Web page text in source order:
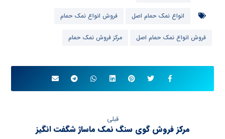
انواع نمک حمام اصل فروش انواع نمک حمام
فروش انواع نمک حمام اصل مرکز فروش نمک حمام
قبلی
مرکز فروش گوی سنگ نمک ماساژ شگفت انگیز